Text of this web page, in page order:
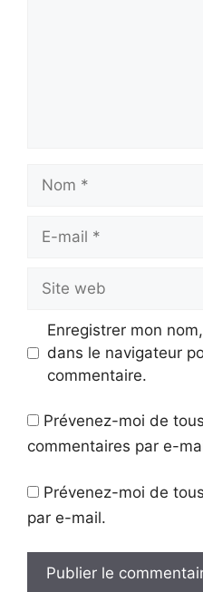
mail
web
Enregistrer mon
dans le navigateur
commentaire.
Prévenez-moi de
commentaires par e-
Prévenez-moi de
par e-mail.